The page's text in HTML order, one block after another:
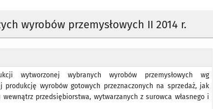
wyrobów przemysłowych II 2014 r.
wytworzonej wybranych wyrobów przemysłowych wg
produkcję wyrobów gotowych przeznaczonych na sprzedaż, jak
przedsiębiorstwa, wytwarzanych z surowca własnego i